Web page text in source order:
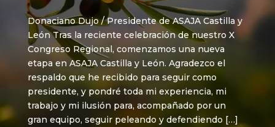
Donaciano Dujo / Presidente de ASAJA Castilla y
León Tras la reciente celebración de nuestro X
Congreso Regional, comenzamos una nueva
etapa en ASAJA Castilla y León. Agradezco el
respaldo que he recibido para seguir como
presidente, y pondré toda mi experiencia, mi
trabajo y mi ilusión para, acompañado por un
gran equipo, seguir peleando y defendiendo […]